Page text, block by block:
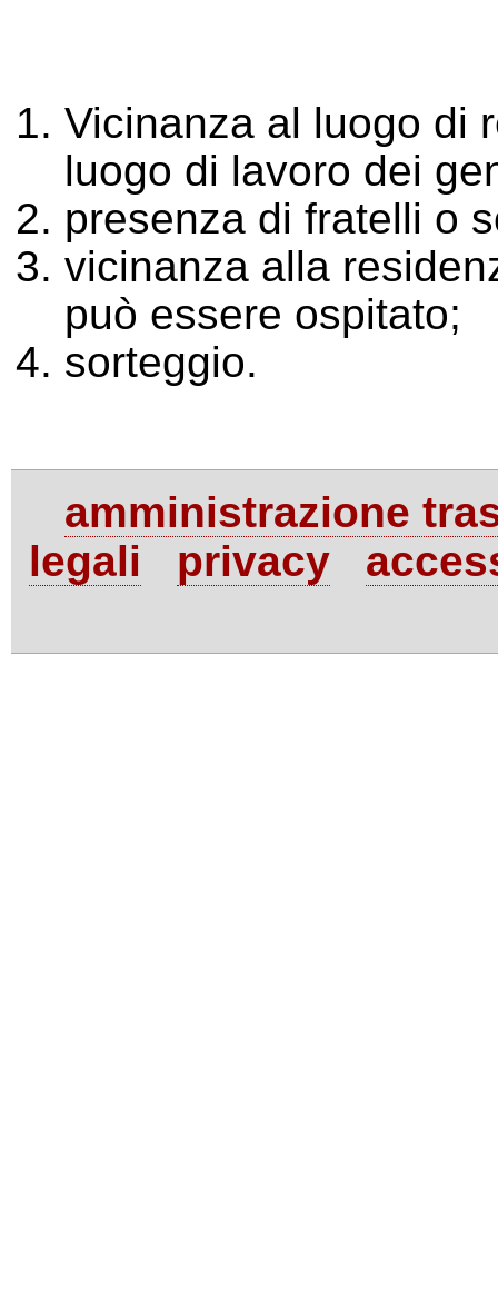
Vicinanza al luogo di
luogo di lavoro dei
presenza di fratelli o
vicinanza alla
può essere ospitato;
sorteggio.
amministrazione
legali
privacy